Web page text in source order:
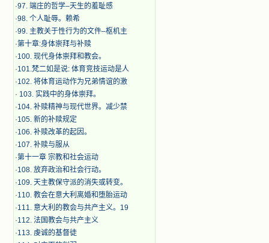
·97. 端庄的哲学–天生的羞耻感
·98. 个人耻辱。赖希
·99. 主教关于性行为的文件–枢机主
·第十章:身体崇拜与补赎
·100. 现代身体崇拜和教会。
·101.梵二如是说: 体育竞技运动是人
·102. 将体育运动作为兄弟情谊的激
· 103. 实践中的身体崇拜。
·104. 补赎精神与现代世界。减少禁
·105. 新的补赎规定
·106. 补赎改革的起因。
·107. 补赎与服从
·第十一章 宗教和社会运动
·108. 放弃政治和社会行动。
·109. 天主教保守派的消失或转变。
·110. 教会在意大利离婚和堕胎运动
·111. 意大利的教会与共产主义。19
·112. 法国教会与共产主义
·113. 虔诚的基督徒